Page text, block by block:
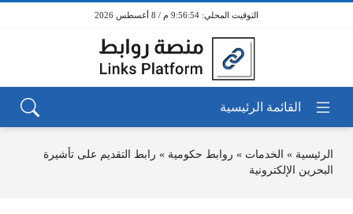
9:56:54 م / 8 أغسطس 2026
الرئيسية » الخدمات » روابط حكومية » رابط التقديم على تأشيرة
البحرين الإلكترونية